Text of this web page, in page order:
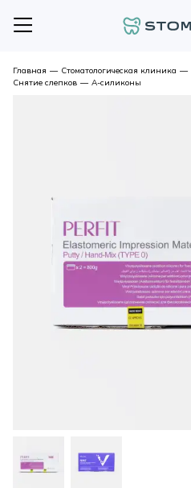
Главная — Стоматологическая клиника —
Снятие слепков — А-силиконы